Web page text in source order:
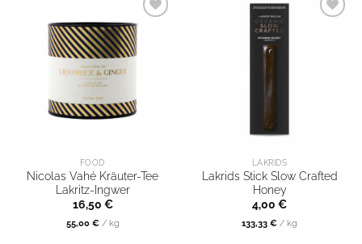
FOOD
Nicolas Vahé Kräuter-Tee
Lakritz-Ingwer
16,50 €
55,00 € / kg
LAKRIDS
Lakrids Stick Slow Crafted
Honey
4,00 €
133,33 € / kg